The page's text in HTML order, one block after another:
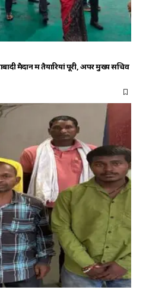
मैदान में तैयारियां पूरी, अपर मुख्य सचिव